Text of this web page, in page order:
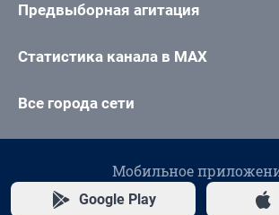
Предвыборная агитация
Статистика канала в MAX
Все города сети
Мобильное
Google Play